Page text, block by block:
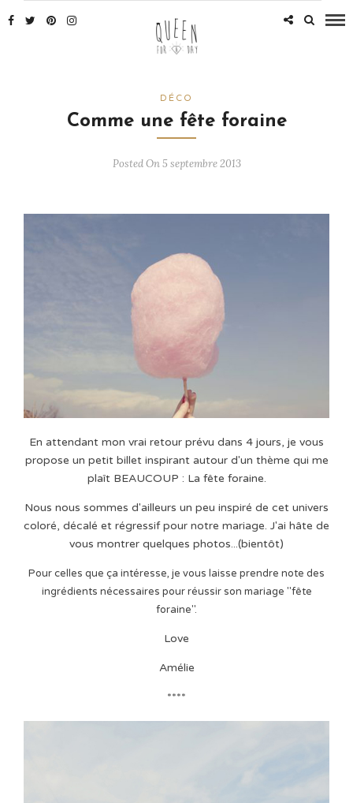
DÉCO
Comme une fête foraine
Posted On 5 septembre 2013
En attendant mon vrai retour prévu dans 4 jours, je vous
propose un petit billet inspirant autour d'un thème qui me
plaît BEAUCOUP : La fête foraine.
Nous nous sommes d'ailleurs un peu inspiré de cet univers
coloré, décalé et régressif pour notre mariage. J'ai hâte de
vous montrer quelques photos...(bientôt)
Pour celles que ça intéresse, je vous laisse prendre note des
ingrédients nécessaires pour réussir son mariage "fête
foraine".
Love
Amélie
****